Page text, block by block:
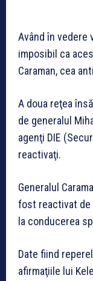
Având în vedere
imposibil ca
Caraman, cea
A doua reţea
de generalul
agenţi DIE
reactivaţi.
Generalul
fost reactivat de
la conducerea
Date fiind
afirmaţiile lui